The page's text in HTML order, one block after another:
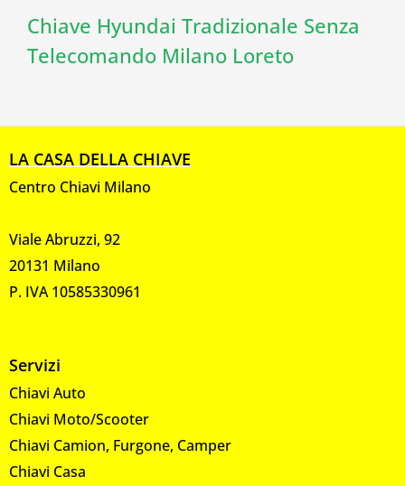
Chiave Hyundai Tradizionale Senza
Telecomando Milano Loreto
LA CASA DELLA CHIAVE
Centro Chiavi Milano
Viale Abruzzi, 92
20131 Milano
P. IVA 10585330961
Servizi
Chiavi Auto
Chiavi Moto/Scooter
Chiavi Camion, Furgone, Camper
Chiavi Casa